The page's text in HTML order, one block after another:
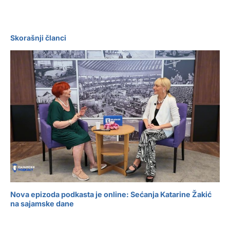
Skorašnji članci
Nova epizoda podkasta je online: Sećanja Katarine Žakić
na sajamske dane